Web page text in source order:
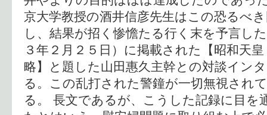
京大学教授の酒井信彦先生はこの恐るべ
し、結果が招く惨憺たる行く末を予言し
３年２月２５日）に掲載された【昭和天
略】と題した山田惠久主幹との対談イン
る。この乱打された警鐘が一切無視され
る。 長文であるが、こうした記録に目を